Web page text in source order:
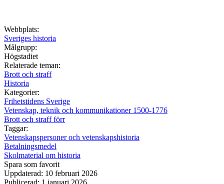
Webbplats:
Sveriges historia
Målgrupp:
Högstadiet
Relaterade teman:
Brott och straff
Historia
Kategorier:
Frihetstidens Sverige
Vetenskap, teknik och kommunikationer 1500-1776
Brott och straff förr
Taggar:
Vetenskapspersoner och vetenskapshistoria
Betalningsmedel
Skolmaterial om historia
Spara som favorit
Uppdaterad: 10 februari 2026
Publicerad: 1 januari 2026